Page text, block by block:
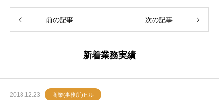
前の記事 次の記事
新着業務実績
2018.12.23 商業(事務所)ビル